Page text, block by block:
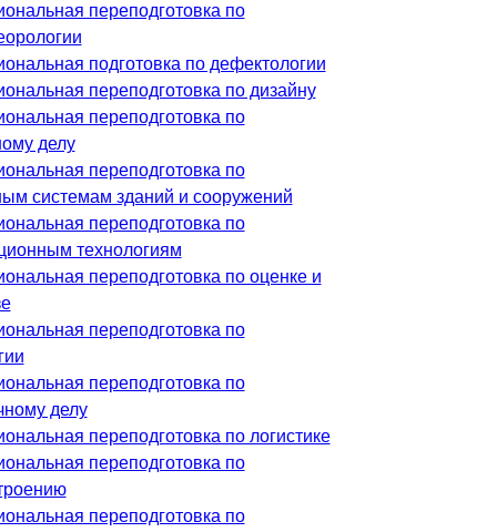
переподготовка по
подготовка по дефектологии
переподготовка по дизайну
переподготовка по
делу
переподготовка по
системам зданий и сооружений
переподготовка по
технологиям
переподготовка по оценке и
переподготовка по
переподготовка по
делу
переподготовка по логистике
переподготовка по
переподготовка по